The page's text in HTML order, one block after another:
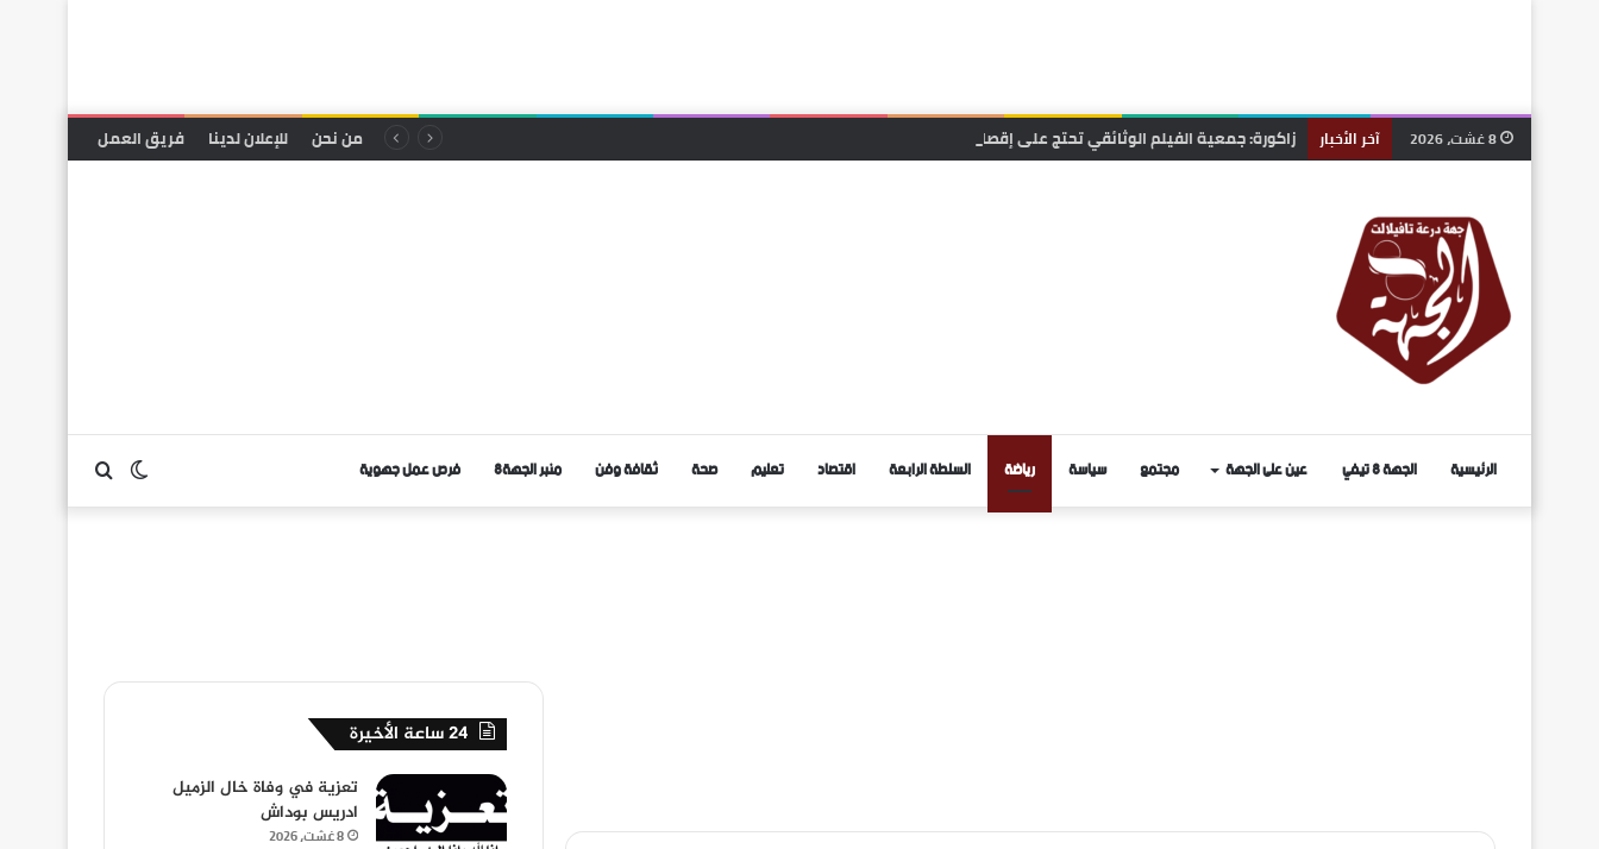
آخر الأخبار زاكورة: جمعية الفيلم الوثائقي تحتج على إقصاء ملفها من دعم المهرجانات السينمائية من نحن للإعلان لدينا فريق العمل
الرئيسية الجهة 8 تيفي عين على الجهة مجتمع سياسة رياضة السلطة الرابعة اقتصاد تعليم صحة ثقافة وفن منبر الجهة8 فرص عمل جهوية
24 ساعة الأخيرة
تعزية في وفاة خال الزميل
ادريس بوداش
8 غشت، 2026